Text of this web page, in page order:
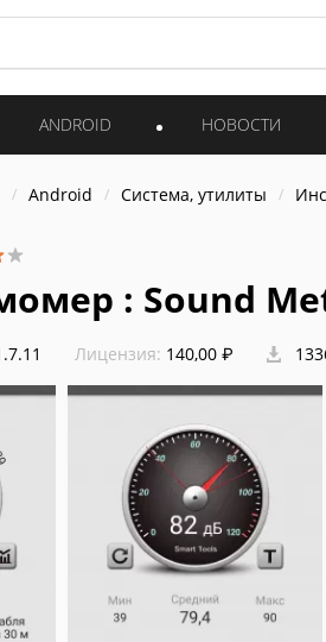
ANDROID НОВОСТИ
Android Система, утилиты
: Sound
Лицензия: 140,00 ₽